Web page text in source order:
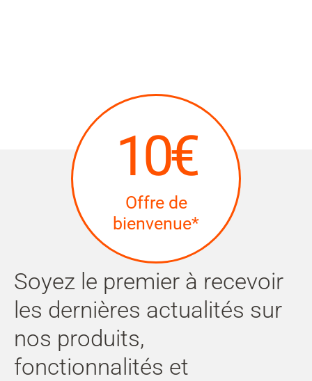
10€
Offre de
bienvenue*
Soyez le premier à recevoir
les dernières actualités sur
nos produits,
fonctionnalités et